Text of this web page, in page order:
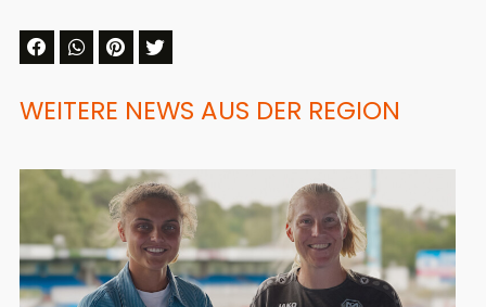
WEITERE NEWS AUS DER REGION